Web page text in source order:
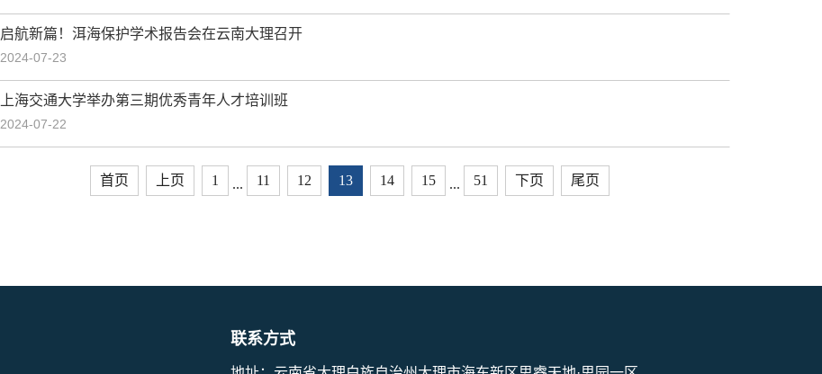
启航新篇！洱海保护学术报告会在云南大理召开
2024-07-23
上海交通大学举办第三期优秀青年人才培训班
2024-07-22
首页 上页 1 ... 11 12 13 14 15 ... 51 下页 尾页
联系方式